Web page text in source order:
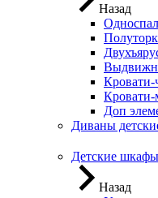
Назад
Кровати-
Доп
Диваны
Детские шкафы
Назад